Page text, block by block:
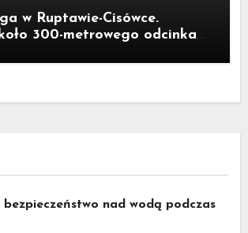
w Ruptawie-Cisówce.
300-metrowego odcinka
bezpieczeństwo nad wodą podczas